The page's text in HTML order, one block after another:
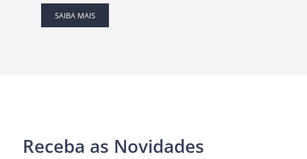
SAIBA MAIS
Receba as Novidades